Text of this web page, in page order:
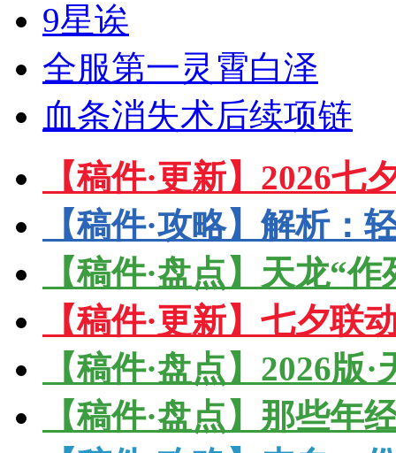
9星诶
全服第一灵霄白泽
血条消失术后续项链
【稿件·更新】2026
【稿件·攻略】解析
【稿件·盘点】天龙“
【稿件·更新】七夕联
【稿件·盘点】2026版
【稿件·盘点】那些